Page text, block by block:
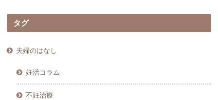
タグ
夫婦のはなし
妊活コラム
不妊治療